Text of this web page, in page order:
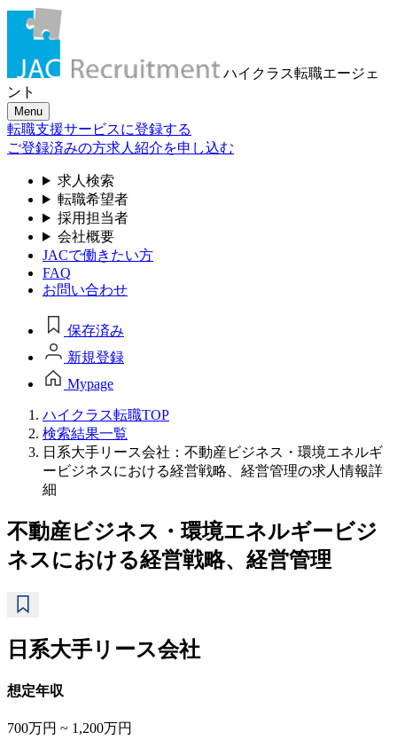
ハイクラス転職エージェ
ント
Menu
転職支援サービスに登録する
ご登録済みの方求人紹介を申し込む
求人検索
転職希望者
採用担当者
会社概要
JACで働きたい方
FAQ
お問い合わせ
保存済み
新規登録
Mypage
ハイクラス転職TOP
検索結果一覧
日系大手リース会社：不動産ビジネス・環境エネルギ
ービジネスにおける経営戦略、経営管理の求人情報詳
細
不動産ビジネス・環境エネルギービジ
ネスにおける経営戦略、経営管理
日系大手リース会社
想定年収
700万円 ~ 1,200万円